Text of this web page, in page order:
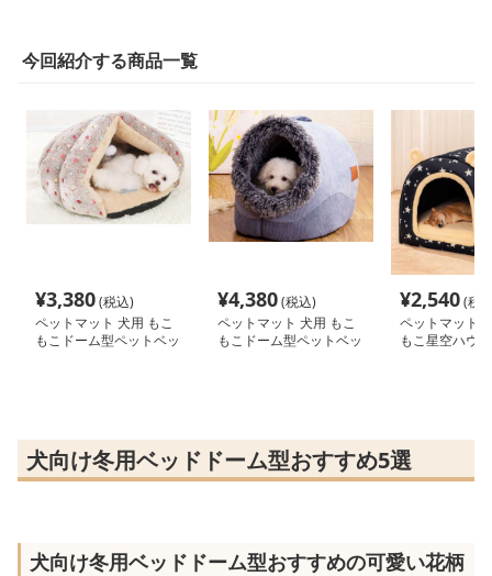
今回紹介する商品一覧
¥3,380(税込)
ペットマット 犬用 もこ
もこドーム型ペットベッ
¥4,380(税込)
ペットマット 犬用 もこ
もこドーム型ペットベッ
¥2,540(税
ペットマット
もこ星空ハウ
犬向け冬用ベッドドーム型おすすめ5選
犬向け冬用ベッドドーム型おすすめの可愛い花柄